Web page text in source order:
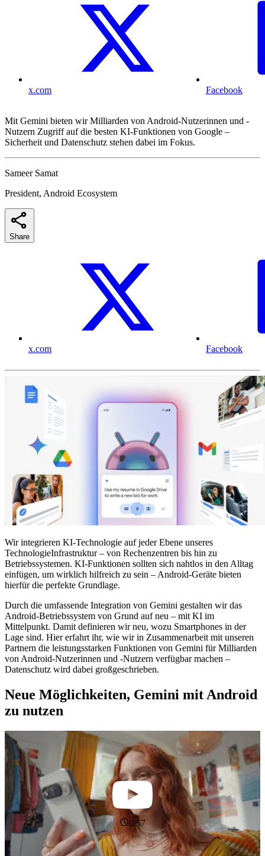
x.com Facebook
Mit Gemini bieten wir Milliarden von Android-Nutzerinnen und -
Nutzern Zugriff auf die besten KI-Funktionen von Google –
Sicherheit und Datenschutz stehen dabei im Fokus.
Sameer Samat
President, Android Ecosystem
Share
x.com Facebook
Wir integrieren KI-Technologie auf jeder Ebene unseres
TechnologieInfrastruktur – von Rechenzentren bis hin zu
Betriebssystemen. KI-Funktionen sollten sich nahtlos in den Alltag
einfügen, um wirklich hilfreich zu sein – Android-Geräte bieten
hierfür die perfekte Grundlage.
Durch die umfassende Integration von Gemini gestalten wir das
Android-Betriebssystem von Grund auf neu – mit KI im
Mittelpunkt. Damit definieren wir neu, wozu Smartphones in der
Lage sind. Hier erfahrt ihr, wie wir in Zusammenarbeit mit unseren
Partnern die leistungsstarken Funktionen von Gemini für Milliarden
von Android-Nutzerinnen und -Nutzern verfügbar machen –
Datenschutz wird dabei großgeschrieben.
Neue Möglichkeiten, Gemini mit Android
zu nutzen
0:57